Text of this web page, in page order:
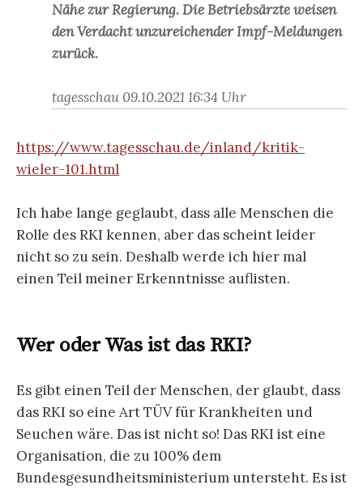
Nähe zur Regierung. Die Betriebsärzte weisen
den Verdacht unzureichender Impf-Meldungen
zurück.
tagesschau 09.10.2021 16:34 Uhr
https://www.tagesschau.de/inland/kritik-
wieler-101.html
Ich habe lange geglaubt, dass alle Menschen die
Rolle des RKI kennen, aber das scheint leider
nicht so zu sein. Deshalb werde ich hier mal
einen Teil meiner Erkenntnisse auflisten.
Wer oder Was ist das RKI?
Es gibt einen Teil der Menschen, der glaubt, dass
das RKI so eine Art TÜV für Krankheiten und
Seuchen wäre. Das ist nicht so! Das RKI ist eine
Organisation, die zu 100% dem
Bundesgesundheitsministerium untersteht. Es ist